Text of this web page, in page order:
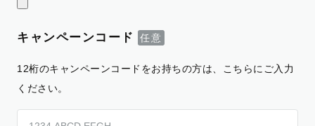
キャンペーンコード
12桁のキャンペーンコードをお持ちの方は、こちらにご入力
ください。